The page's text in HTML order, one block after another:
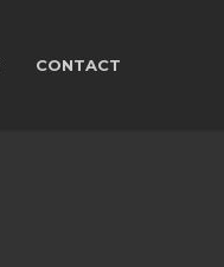
CONTACT